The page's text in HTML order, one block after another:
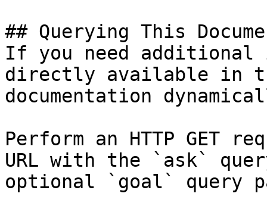
## Querying This
If you need
directly available in
documentation
Perform an HTTP GET
URL with the `ask`
optional `goal` query